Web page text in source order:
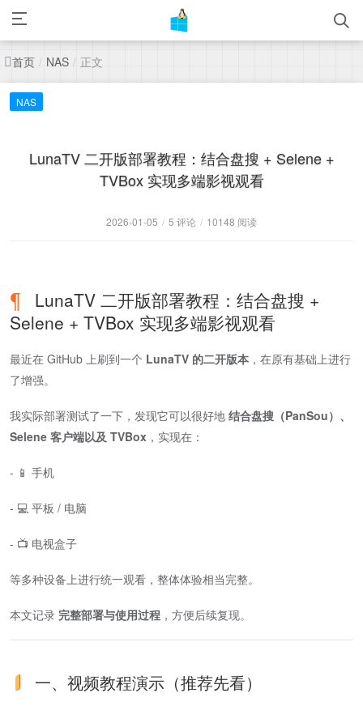
首页 / NAS / 正文
NAS
LunaTV 二开版部署教程：结合盘搜 + Selene +
TVBox 实现多端影视观看
2026-01-05 / 5 评论 / 10148 阅读
LunaTV 二开版部署教程：结合盘搜 +
Selene + TVBox 实现多端影视观看
最近在 GitHub 上刷到一个 LunaTV 的二开版本 ，在原有基础上进行
了增强。
我实际部署测试了一下，发现它可以很好地 结合盘搜（PanSou）、
Selene 客户端以及 TVBox ，实现在：
- 📱 手机
- 💻 平板 / 电脑
- 📺 电视盒子
等多种设备上进行统一观看，整体体验相当完整。
本文记录 完整部署与使用过程 ，方便后续复现。
一、视频教程演示（推荐先看）